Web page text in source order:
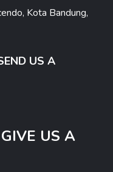
Kota Bandung,
US A
GIVE US A